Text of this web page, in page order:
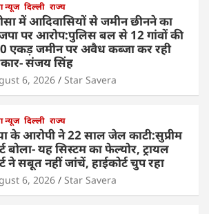
न्यूज दिल्ली राज्य
में आदिवासियों से जमीन छीनने का
पर आरोप:पुलिस बल से 12 गांवों की
एकड़ जमीन पर अवैध कब्जा कर रही
संजय सिंह
6, 2026 Star Savera
न्यूज दिल्ली राज्य
के आरोपी ने 22 साल जेल काटी:सुप्रीम
बोला- यह सिस्टम का फेल्योर, ट्रायल
ने सबूत नहीं जांचें, हाईकोर्ट चुप रहा
6, 2026 Star Savera